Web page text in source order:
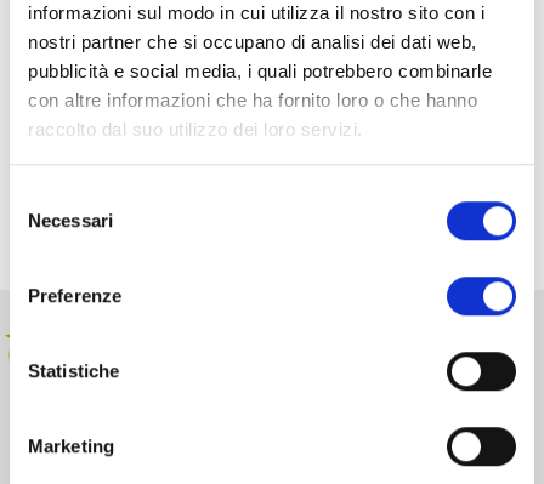
informazioni sul modo in cui utilizza il nostro sito con i
nostri partner che si occupano di analisi dei dati web,
pubblicità e social media, i quali potrebbero combinarle
con altre informazioni che ha fornito loro o che hanno
raccolto dal suo utilizzo dei loro servizi.
delNecessari
Preferenze
Statistiche
Marketing
documentario è stato scritto e diretto dalle italiane Sabina Fedeli e
Anna Migotto e raccontato dal Premio Oscar Helen Mirren. La
proiezione è un invito aperto a un momento di condivisione e
memoria.
Condividi su:
Realizza, sostiene e dà vita a progetti strategici volti allo